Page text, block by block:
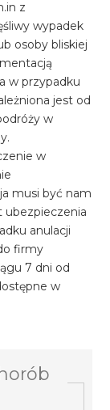
z
wypadek
osoby bliskiej
w przypadku
jest od
w
w
musi być nam
ubezpieczenia
anulacji
firmy
7 dni od
w